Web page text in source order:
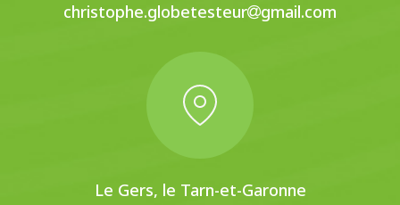
christophe.globetesteur
gmail.com
Le Gers, le Tarn-et-Garonne